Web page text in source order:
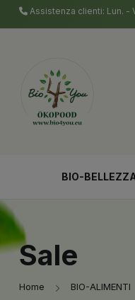
Assistenza clienti: Lun. -
BIO-
Sale
Home BIO-ALIMENTI